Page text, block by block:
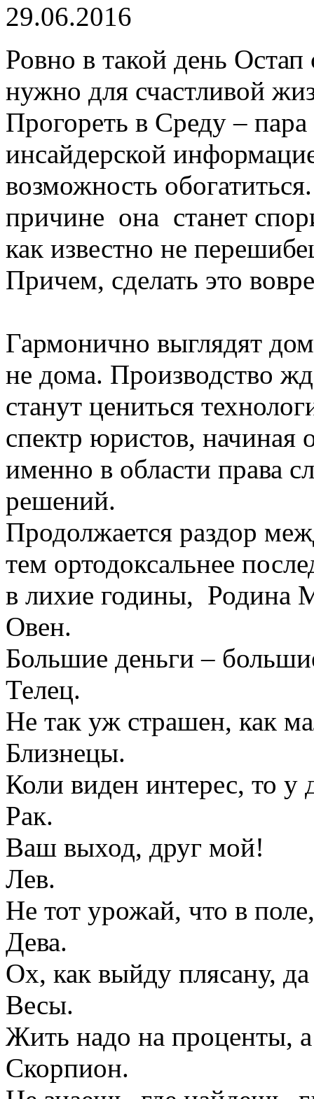
29.06.2016
Ровно в такой день
нужно для счастливой
Прогореть в Среду –
инсайдерской
возможность
причине она станет
как известно не
Причем, сделать это
Гармонично выглядят
не дома. Производство
станут цениться
спектр юристов, начиная
именно в области права
решений.
Продолжается раздор
тем ортодоксальнее
в лихие годины, Родина
Овен.
Большие деньги –
Телец.
Не так уж страшен, как
Близнецы.
Коли виден интерес, то у
Рак.
Ваш выход, друг мой!
Лев.
Не тот урожай, что в
Дева.
Ох, как выйду плясану,
Весы.
Жить надо на проценты, а
Скорпион.